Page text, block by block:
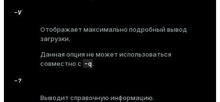
-V
Отображает максимально подробный вывод
загрузки.
Данная опция не может использоваться
совместно с -q .
-?
Выводит справочную информацию.